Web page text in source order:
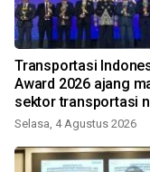
Transportasi
Award 2026 ajang
sektor transportasi
Selasa, 4 Agustus 2026